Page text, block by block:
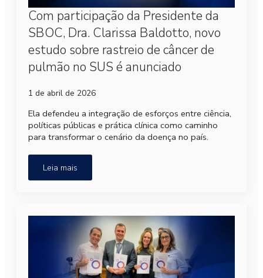
Com participação da Presidente da
SBOC, Dra. Clarissa Baldotto, novo
estudo sobre rastreio de câncer de
pulmão no SUS é anunciado
1 de abril de 2026
Ela defendeu a integração de esforços entre ciência,
políticas públicas e prática clínica como caminho
para transformar o cenário da doença no país.
Leia mais